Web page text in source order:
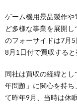
ゲーム機用景品製作
ど多様な事業を展開
のフォーサイドは7月
8月1日付で買収すると
同社は買収の経緯と
年問題」に関心を持
て昨年9月、当時は休